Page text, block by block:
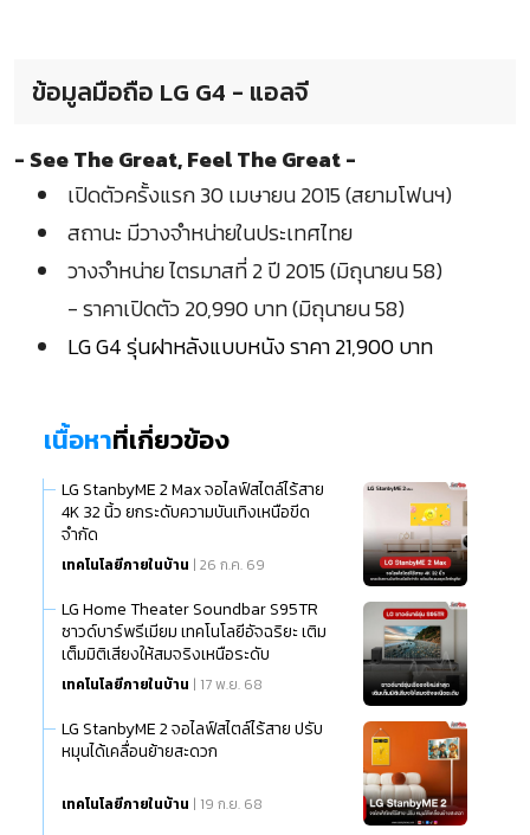
ข้อมูลมือถือ LG G4 - แอลจี
- See The Great, Feel The Great -
เปิดตัวครั้งแรก 30 เมษายน 2015 (สยามโฟนฯ)
สถานะ มีวางจำหน่ายในประเทศไทย
วางจำหน่าย ไตรมาสที่ 2 ปี 2015 (มิถุนายน 58)
- ราคาเปิดตัว 20,990 บาท (มิถุนายน 58)
LG G4 รุ่นฝาหลังแบบหนัง ราคา 21,900 บาท
เนื้อหาที่เกี่ยวข้อง
LG StanbyME 2 Max จอไลฟ์สไตล์ไร้สาย
4K 32 นิ้ว ยกระดับความบันเทิงเหนือขีด
จำกัด
เทคโนโลยีภายในบ้าน | 26 ก.ค. 69
LG Home Theater Soundbar S95TR
ซาวด์บาร์พรีเมียม เทคโนโลยีอัจฉริยะ เติม
เต็มมิติเสียงให้สมจริงเหนือระดับ
เทคโนโลยีภายในบ้าน | 17 พ.ย. 68
LG StanbyME 2 จอไลฟ์สไตล์ไร้สาย ปรับ
หมุนได้เคลื่อนย้ายสะดวก
เทคโนโลยีภายในบ้าน | 19 ก.ย. 68